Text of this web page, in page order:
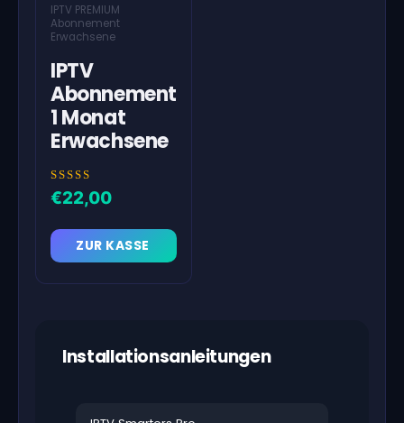
IPTV PREMIUM
Abonnement
Erwachsene
IPTV
Abonnement
1 Monat
Erwachsene
Bewertet
mit
€22,00
ZUR KASSE
Installationsanleitungen